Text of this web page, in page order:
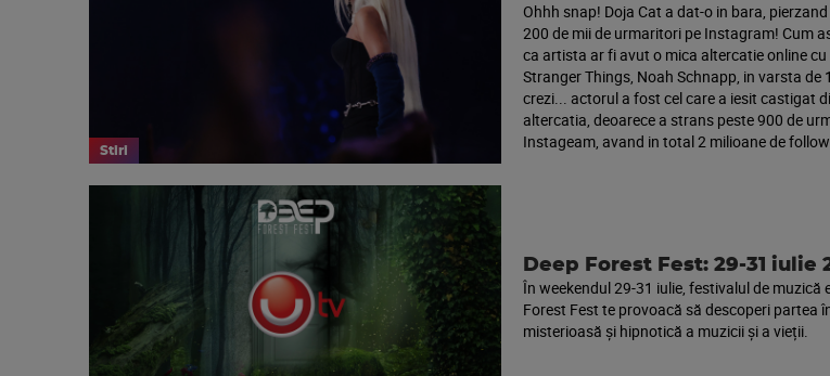
Stiri
Ohhh snap! Doja Cat a dat-o in bara,
200 de mii de urmaritori pe Instagram! Cum
ca artista ar fi avut o mica altercatie online
Stranger Things, Noah Schnapp, in varsta de
crezi... actorul a fost cel care a iesit castigat
altercatia, deoarece a strans peste 900 de
Instageam, avand in total 2 milioane de
Deep Forest Fest: 29-31 iulie
În weekendul 29-31 iulie, festivalul de muzică
Forest Fest te provoacă să descoperi partea
misterioasă și hipnotică a muzicii și a vieții.